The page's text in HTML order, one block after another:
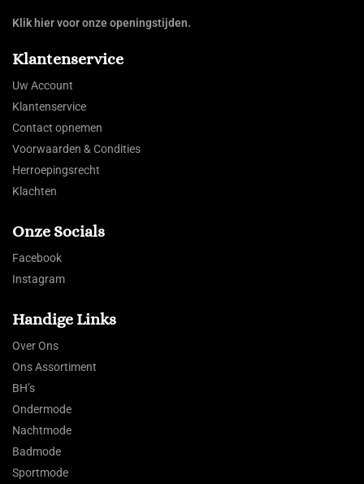
Klik hier voor onze openingstijden.
Klantenservice
Uw Account
Klantenservice
Contact opnemen
Voorwaarden & Condities
Herroepingsrecht
Klachten
Onze Socials
Facebook
Instagram
Handige Links
Over Ons
Ons Assortiment
BH’s
Ondermode
Nachtmode
Badmode
Sportmode